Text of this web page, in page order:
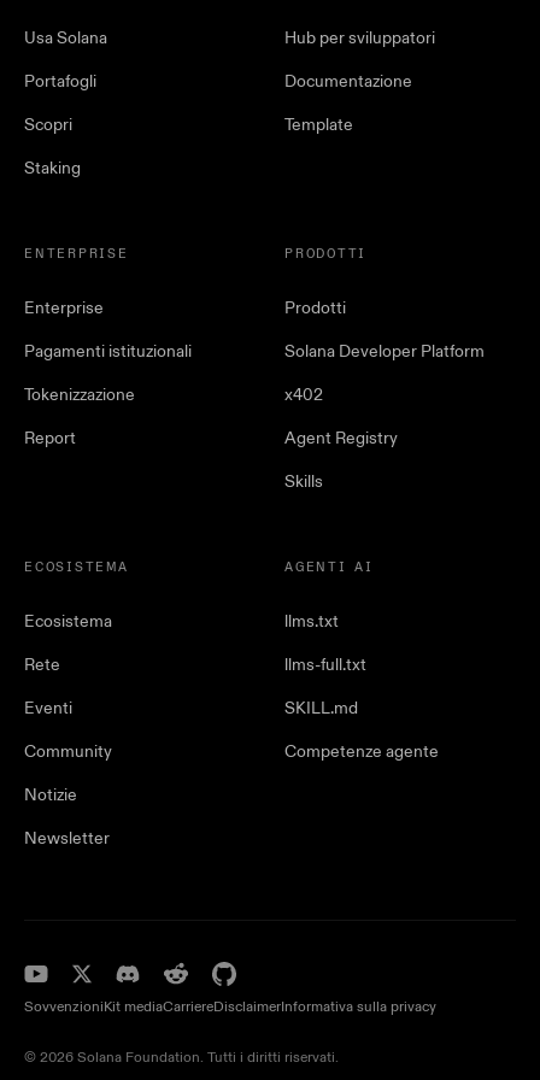
Usa Solana
Portafogli
Scopri
Staking
Hub per sviluppatori
Documentazione
Template
ENTERPRISE
Enterprise
Pagamenti istituzionali
Tokenizzazione
Report
PRODOTTI
Prodotti
Solana Developer Platform
x402
Agent Registry
Skills
ECOSISTEMA
Ecosistema
Rete
Eventi
Community
Notizie
Newsletter
AGENTI AI
llms.txt
llms-full.txt
SKILL.md
Competenze agente
SovvenzioniKit mediaCarriereDisclaimerInformativa sulla privacy
© 2026 Solana Foundation. Tutti i diritti riservati.